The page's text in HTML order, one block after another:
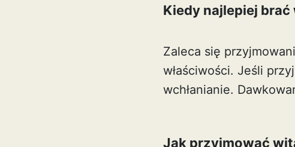
Kiedy najlepiej brać
Zaleca się
właściwości. Jeśli
wchłanianie.
Jak przyjmować